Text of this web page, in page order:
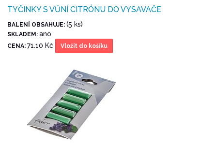
TYČINKY S VŮNÍ CITRÓNU DO VYSAVAČE
BALENÍ OBSAHUJE: (5 ks)
SKLADEM: ano
CENA: 71.10 Kč Vložit do košíku